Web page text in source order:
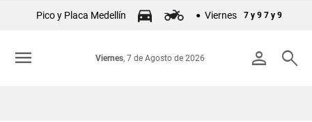
Colombia
Pico y Placa Medellín Viernes 7 y 9 7 y 9
person search
Viernes, 7 de Agosto de 2026
menu